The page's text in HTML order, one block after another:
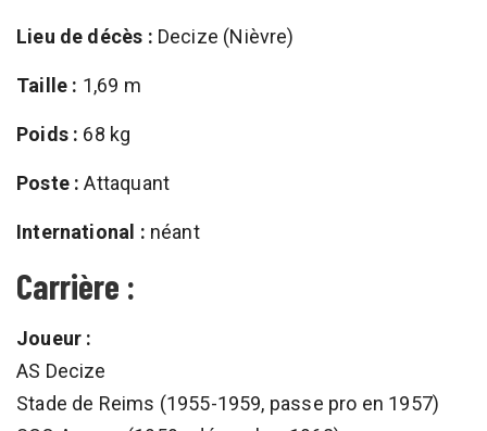
Lieu de décès : Decize (Nièvre)
Taille : 1,69 m
Poids : 68 kg
Poste : Attaquant
International : néant
Carrière :
Joueur :
AS Decize
Stade de Reims (1955-1959, passe pro en 1957)